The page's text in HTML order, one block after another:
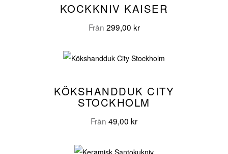
KOCKKNIV KAISER
Från 299,00 kr
KÖKSHANDDUK CITY
STOCKHOLM
Från 49,00 kr